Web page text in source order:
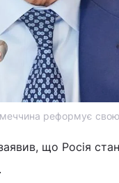
реформує свою
що Росія
.